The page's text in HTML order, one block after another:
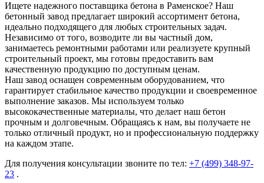
Ищете надежного поставщика бетона в Раменское? Наш
бетонный завод предлагает широкий ассортимент бетона,
идеально подходящего для любых строительных задач.
Независимо от того, возводите ли вы частный дом,
занимаетесь ремонтными работами или реализуете крупный
строительный проект, мы готовы предоставить вам
качественную продукцию по доступным ценам.
Наш завод оснащен современным оборудованием, что
гарантирует стабильное качество продукции и своевременное
выполнение заказов. Мы используем только
высококачественные материалы, что делает наш бетон
прочным и долговечным. Обращаясь к нам, вы получаете не
только отличный продукт, но и профессиональную поддержку
на каждом этапе.
Для получения консультации звоните по тел: +7 (499) 348-97-
23 .